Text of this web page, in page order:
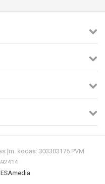
Įm. kodas: 303303176 PVM: